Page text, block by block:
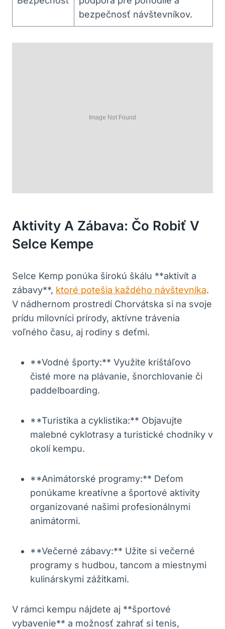
bezpečnosť návštevníkov.
Aktivity A Zábava: Čo Robiť V
Selce Kempe
Selce Kemp ponúka širokú škálu **aktivít a
zábavy**, ktoré potešia každého návštevníka.
V nádhernom prostredí Chorvátska si na svoje
prídu milovníci prírody, aktívne trávenia
voľného času, aj rodiny s deťmi.
**Vodné športy:** Využite krištáľovo
čisté more na plávanie, šnorchlovanie či
paddelboarding.
**Turistika a cyklistika:** Objavujte
malebné cyklotrasy a turistické chodníky v
okolí kempu.
**Animátorské programy:** Deťom
ponúkame kreatívne a športové aktivity
organizované našimi profesionálnymi
animátormi.
**Večerné zábavy:** Užite si večerné
programy s hudbou, tancom a miestnymi
kulinárskymi zážitkami.
V rámci kempu nájdete aj **športové
vybavenie** a možnosť zahrať si tenis,